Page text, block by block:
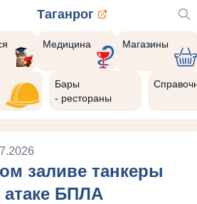
Таганрог
Медицина Магазины
Бары
- рестораны
заливе танкеры
атаке БПЛА